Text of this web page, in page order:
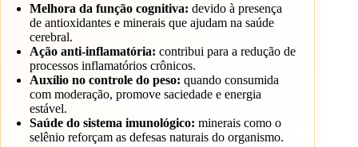
Melhora da função cognitiva: devido à presença
de antioxidantes e minerais que ajudam na saúde
cerebral.
Ação anti-inflamatória: contribui para a redução de
processos inflamatórios crônicos.
Auxílio no controle do peso: quando consumida
com moderação, promove saciedade e energia
estável.
Saúde do sistema imunológico: minerais como o
selênio reforçam as defesas naturais do organismo.